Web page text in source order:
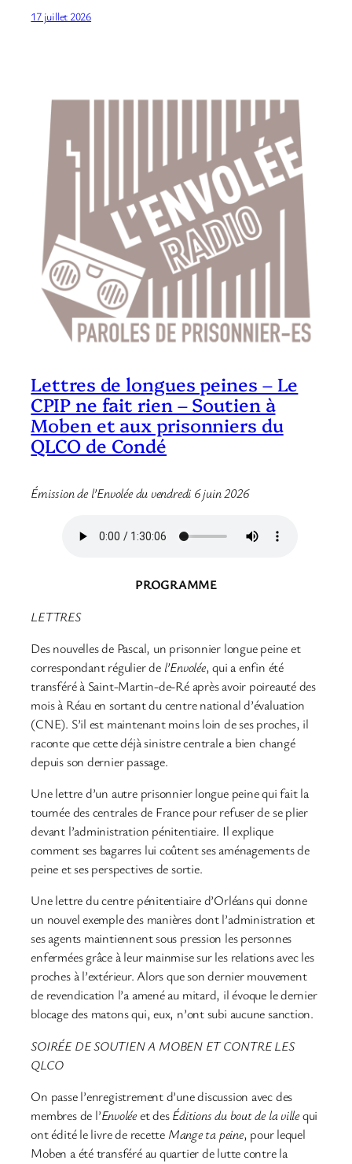
17 juillet 2026
Lettres de longues peines – Le
CPIP ne fait rien – Soutien à
Moben et aux prisonniers du
QLCO de Condé
Émission de l’Envolée du vendredi 6 juin 2026
PROGRAMME
LETTRES
Des nouvelles de Pascal, un prisonnier longue peine et
correspondant régulier de l’Envolée, qui a enfin été
transféré à Saint-Martin-de-Ré après avoir poireauté des
mois à Réau en sortant du centre national d’évaluation
(CNE). S’il est maintenant moins loin de ses proches, il
raconte que cette déjà sinistre centrale a bien changé
depuis son dernier passage.
Une lettre d’un autre prisonnier longue peine qui fait la
tournée des centrales de France pour refuser de se plier
devant l’administration pénitentiaire. Il explique
comment ses bagarres lui coûtent ses aménagements de
peine et ses perspectives de sortie.
Une lettre du centre pénitentiaire d’Orléans qui donne
un nouvel exemple des manières dont l’administration et
ses agents maintiennent sous pression les personnes
enfermées grâce à leur mainmise sur les relations avec les
proches à l’extérieur. Alors que son dernier mouvement
de revendication l’a amené au mitard, il évoque le dernier
blocage des matons qui, eux, n’ont subi aucune sanction.
SOIRÉE DE SOUTIEN A MOBEN ET CONTRE LES
QLCO
On passe l’enregistrement d’une discussion avec des
membres de l’Envoléeet desÉditions du bout de la villequi
ont édité le livre de recette Mange ta peine, pour lequel
Moben a été transféré au quartier de lutte contre la